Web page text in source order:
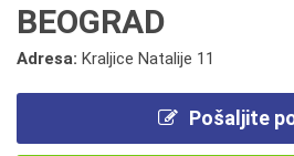
BEOGRAD
Adresa: Kraljice Natalije 11
Pošaljite